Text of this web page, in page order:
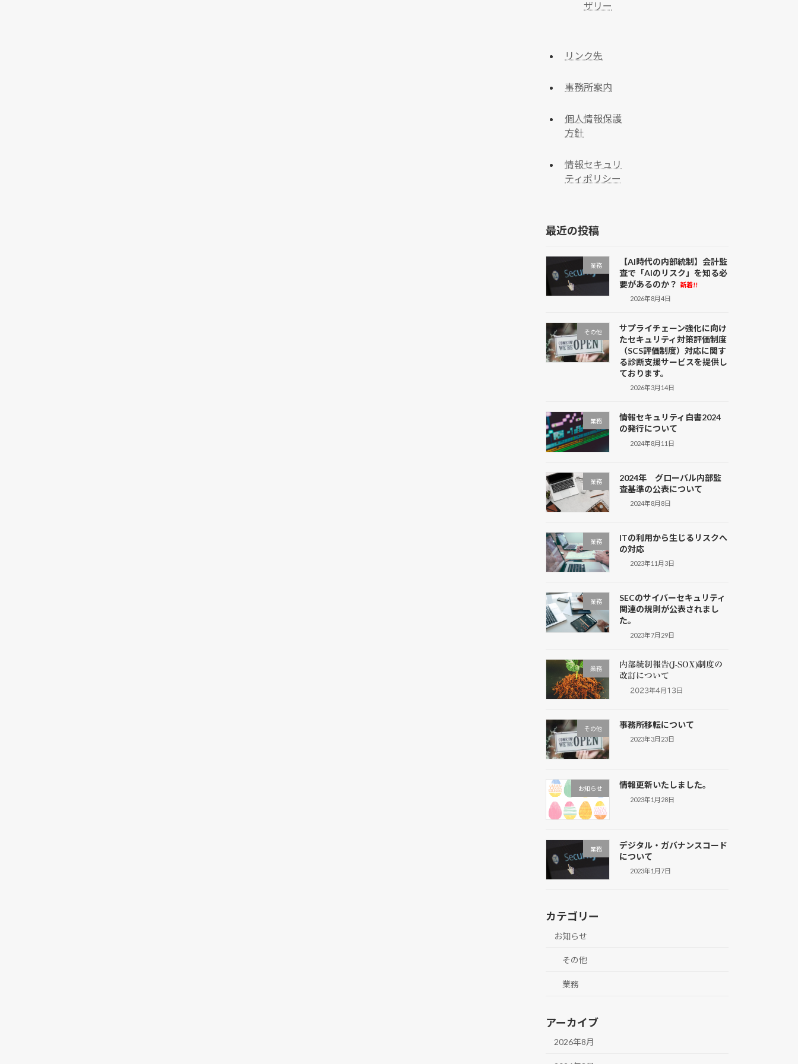
ザリー
リンク先
事務所案内
個人情報保護
方針
情報セキュリ
ティポリシー
最近の投稿
業務
【AI時代の内部統制】会計監
査で「AIのリスク」を知る必
要があるのか？ 新着!!
2026年8月4日
その他
サプライチェーン強化に向け
たセキュリティ対策評価制度
（SCS評価制度）対応に関す
る診断支援サービスを提供し
ております。
2026年3月14日
業務
情報セキュリティ白書2024
の発行について
2024年8月11日
業務
2024年 グローバル内部監
査基準の公表について
2024年8月8日
業務
ITの利用から生じるリスクへ
の対応
2023年11月3日
業務
SECのサイバーセキュリティ
関連の規則が公表されまし
た。
2023年7月29日
業務
内部統制報告(J-SOX)制度の
改訂について
2023年4月13日
その他 事務所移転について
2023年3月23日
お知らせ 情報更新いたしました。
2023年1月28日
業務
デジタル・ガバナンスコード
について
2023年1月7日
カテゴリー
お知らせ
その他
業務
アーカイブ
2026年8月